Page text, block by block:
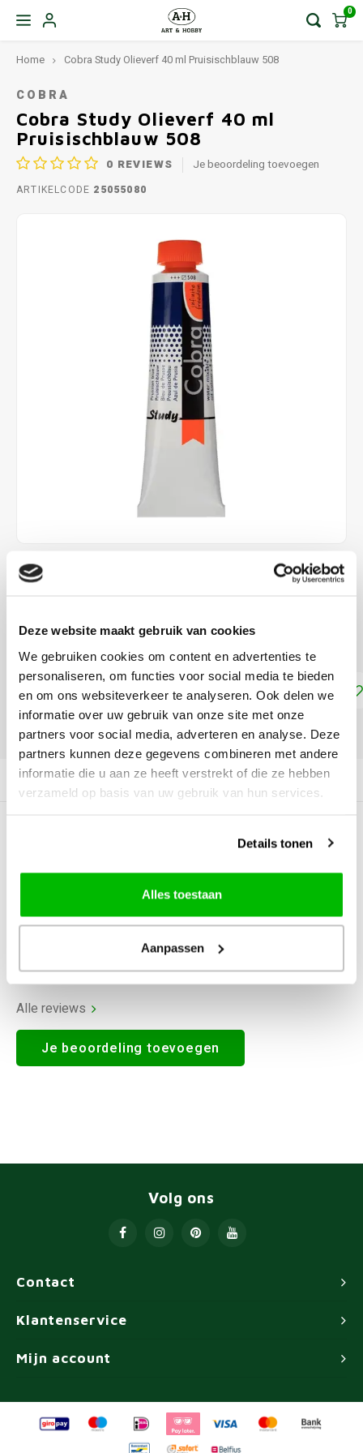
Deze website maakt gebruik van cookies
We gebruiken cookies om content en advertenties te
personaliseren, om functies voor social media te bieden
en om ons websiteverkeer te analyseren. Ook delen we
informatie over uw gebruik van onze site met onze
partners voor social media, adverteren en analyse. Deze
partners kunnen deze gegevens combineren met andere
informatie die u aan ze heeft verstrekt of die ze hebben
verzameld op basis van uw gebruik van hun services.
Details tonen
Alles toestaan
Aanpassen
0
Home Cobra Study Olieverf 40 ml Pruisischblauw 508
COBRA
Cobra Study Olieverf 40 ml
Pruisischblauw 508
0 REVIEWS Je beoordeling toevoegen
ARTIKELCODE 25055080
€6,55
Dekkracht: Halftransparant
Toevoegen aan winkelwagen
DELEN:
Productomschrijving
0Reviews
Alle reviews
Je beoordeling toevoegen
Contact
Volg ons
Klantenservice
Mijn account